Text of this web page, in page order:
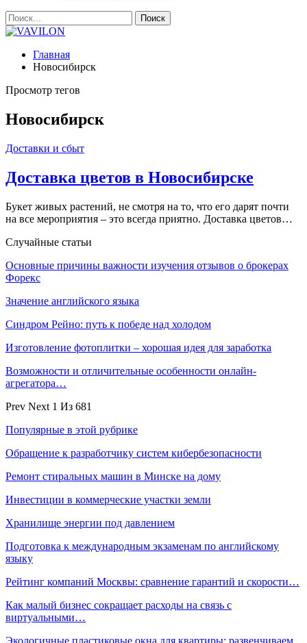
Главная
Новосибирск
Просмотр тегов
Новосибирск
Доставки и сбыт
Доставка цветов в Новосибирске
Букет живых растений, не смотря на то, что его дарят почти
на все мероприятия – это всегда приятно. Доставка цветов…
Случайные статьи
Основные причины важности изучения отзывов о брокерах
Форекс
Значение английского языка
Синдром Рейно: путь к победе над холодом
Изготовление фотоплитки – хорошая идея для заработка
Возможности и отличительные особенности онлайн-
агрегатора…
Prev Next 1 Из 681
Популярные в этой рубрике
Обращение к разработчику систем кибербезопасности
Ремонт стиральных машин в Минске на дому
Инвестиции в коммерческие участки земли
Хранилище энергии под давлением
Подготовка к международным экзаменам по английскому
языку
Рейтинг компаний Москвы: сравнение гарантий и скорости…
Как малый бизнес сокращает расходы на связь с
виртуальными…
Экологичные пластиковые окна для квартиры: развенчиваем